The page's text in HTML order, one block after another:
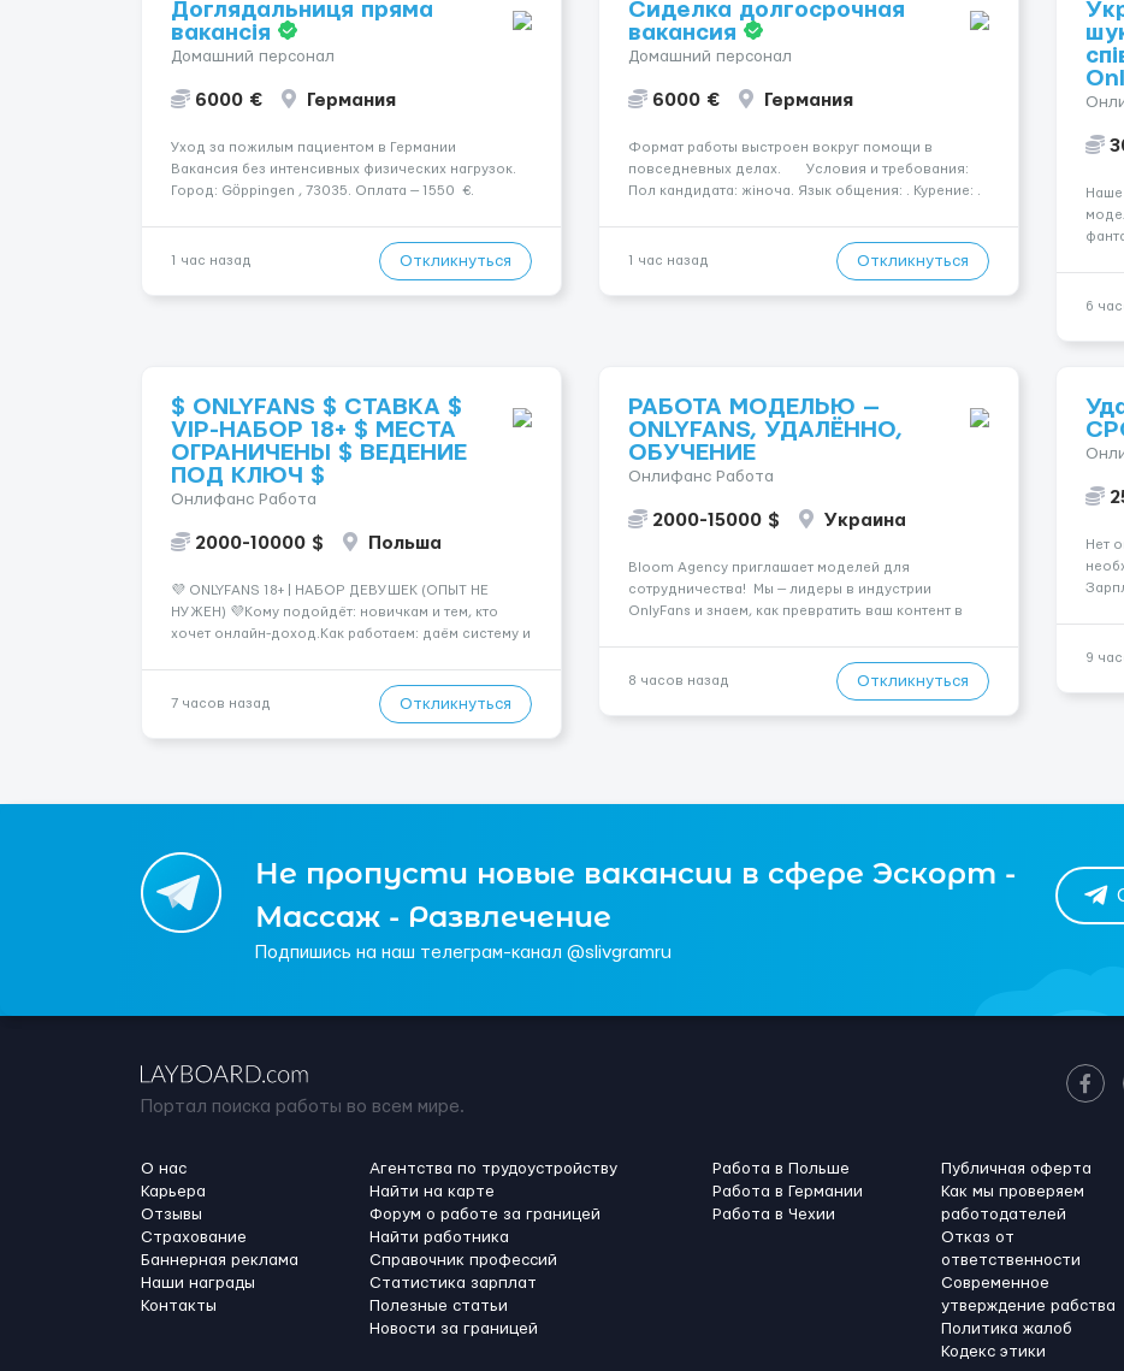
Доглядальниця пряма
вакансія
Домашний персонал
6000 € Германия
Уход за пожилым пациентом в Германии
Вакансия без интенсивных физических нагрузок.
Город: Göppingen , 73035. Оплата — 1550 €.
Початкова стадія деменції. Ночной уход: ...
1 час назад Откликнуться
Сиделка долгосрочная
вакансия
Домашний персонал
6000 € Германия
Формат работы выстроен вокруг помощи в
повседневных делах. Условия и требования:
Пол кандидата: жіноча. Язык общения: . Курение: .
459 567 59...
1 час назад Откликнуться
Наше
6
$ ONLYFANS $ СТАВКА $
VIP-НАБОР 18+ $ МЕСТА
ОГРАНИЧЕНЫ $ ВЕДЕНИЕ
ПОД КЛЮЧ $
Онлифанс Работа
2000-10000 $ Польша
💜 ONLYFANS 18+ | НАБОР ДЕВУШЕК (ОПЫТ НЕ
НУЖЕН) 💜Кому подойдёт: новичкам и тем, кто
хочет онлайн-доход.Как работаем: даём систему и
сценарии🔒 Приватность: анонимность по
желанию💸 Ориентир: от $2000+ (зависит от
регулярно...
7 часов назад Откликнуться
РАБОТА МОДЕЛЬЮ —
ONLYFANS, УДАЛЁННО,
ОБУЧЕНИЕ
Онлифанс Работа
2000-15000 $ Украина
Bloom Agency приглашает моделей для
сотрудничества! Мы — лидеры в индустрии
OnlyFans и знаем, как превратить ваш контент в
долгосрочному сотрудничеству, у вас есть
уникальная возможность присоединить...
8 часов назад Откликнуться
Нет
9
Не пропусти новые вакансии в сфере Эскорт -
Массаж - Развлечение
Подпишись на наш телеграм-канал @slivgramru
Портал поиска работы во всем мире.
О нас
Карьера
Отзывы
Страхование
Баннерная реклама
Наши награды
Контакты
Агентства по трудоустройству
Найти на карте
Форум о работе за границей
Найти работника
Справочник профессий
Статистика зарплат
Полезные статьи
Новости за границей
Работа в Польше
Работа в Германии
Работа в Чехии
Публичная оферта
Как мы проверяем
работодателей
Отказ от
ответственности
Современное
утверждение рабства
Политика жалоб
Кодекс этики